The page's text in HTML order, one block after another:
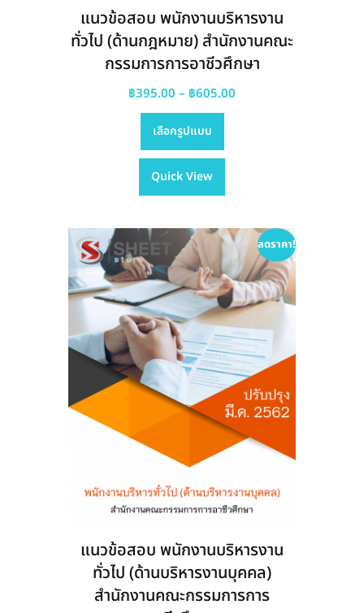
แนวข้อสอบ พนักงานบริหารงาน
ทั่วไป (ด้านกฎหมาย) สำนักงานคณะ
กรรมการการอาชีวศึกษา
฿395.00 – ฿605.00
เลือกรูปแบบ
This
has
variants.
options
may
be
chosen
on
the
product
page
Quick View
ลดราคา!
แนวข้อสอบ พนักงานบริหารงาน
ทั่วไป (ด้านบริหารงานบุคคล)
สำนักงานคณะกรรมการการ